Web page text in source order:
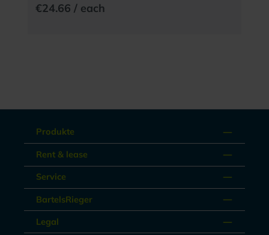
€24.66 / each
Produkte
Rent & lease
Service
BartelsRieger
Legal